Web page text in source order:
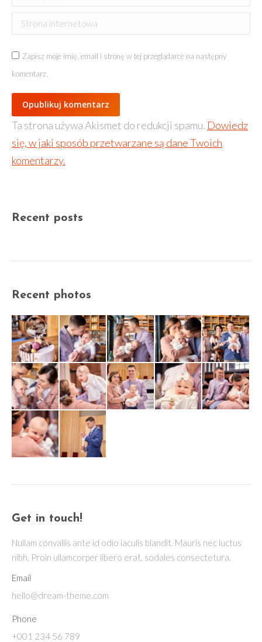
Strona internetowa
Zapisz moje imię, email i stronę w tej przeglądarce na następny
komentarz.
Opublikuj komentarz
Ta strona używa Akismet do redukcji spamu. Dowiedz
się, w jaki sposób przetwarzane są dane Twoich
komentarzy.
Recent posts
Recent photos
Get in touch!
Nullam convallis ante id odio iaculis blandit. Mauris nec luctus
nibh. Proin ullamcorper libero erat, sodales consectetura.
Email
hello@dream-theme.com
Phone
+001 234 56 789